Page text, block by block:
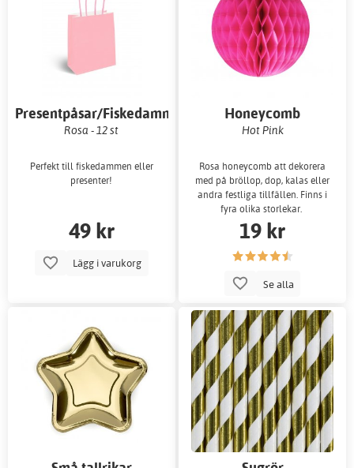
Presentpåsar/Fiskedammspåsar
Rosa - 12 st
Perfekt till fiskedammen eller
presenter!
49 kr
Lägg i varukorg
Honeycomb
Hot Pink
Rosa honeycomb att dekorera
med på bröllop, dop, kalas eller
andra festliga tillfällen. Finns i
fyra olika storlekar.
19 kr
Se alla